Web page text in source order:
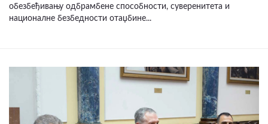
обезбеђивању одбрамбене способности, суверенитета и
националне безбедности отаџбине...